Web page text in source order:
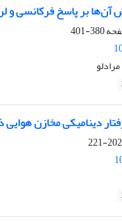
آن‌ها بر پاسخ فرکانسی و
380-401
دینامیکی مخازن
202-221